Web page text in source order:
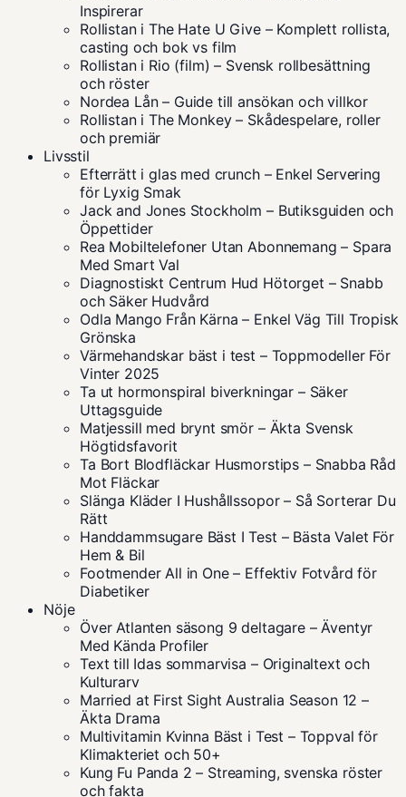
Inspirerar
Rollistan i The Hate U Give – Komplett rollista,
casting och bok vs film
Rollistan i Rio (film) – Svensk rollbesättning
och röster
Nordea Lån – Guide till ansökan och villkor
Rollistan i The Monkey – Skådespelare, roller
och premiär
Livsstil
Efterrätt i glas med crunch – Enkel Servering
för Lyxig Smak
Jack and Jones Stockholm – Butiksguiden och
Öppettider
Rea Mobiltelefoner Utan Abonnemang – Spara
Med Smart Val
Diagnostiskt Centrum Hud Hötorget – Snabb
och Säker Hudvård
Odla Mango Från Kärna – Enkel Väg Till Tropisk
Grönska
Värmehandskar bäst i test – Toppmodeller För
Vinter 2025
Ta ut hormonspiral biverkningar – Säker
Uttagsguide
Matjessill med brynt smör – Äkta Svensk
Högtidsfavorit
Ta Bort Blodfläckar Husmorstips – Snabba Råd
Mot Fläckar
Slänga Kläder I Hushållssopor – Så Sorterar Du
Rätt
Handdammsugare Bäst I Test – Bästa Valet För
Hem & Bil
Footmender All in One – Effektiv Fotvård för
Diabetiker
Nöje
Över Atlanten säsong 9 deltagare – Äventyr
Med Kända Profiler
Text till Idas sommarvisa – Originaltext och
Kulturarv
Married at First Sight Australia Season 12 –
Äkta Drama
Multivitamin Kvinna Bäst i Test – Toppval för
Klimakteriet och 50+
Kung Fu Panda 2 – Streaming, svenska röster
och fakta